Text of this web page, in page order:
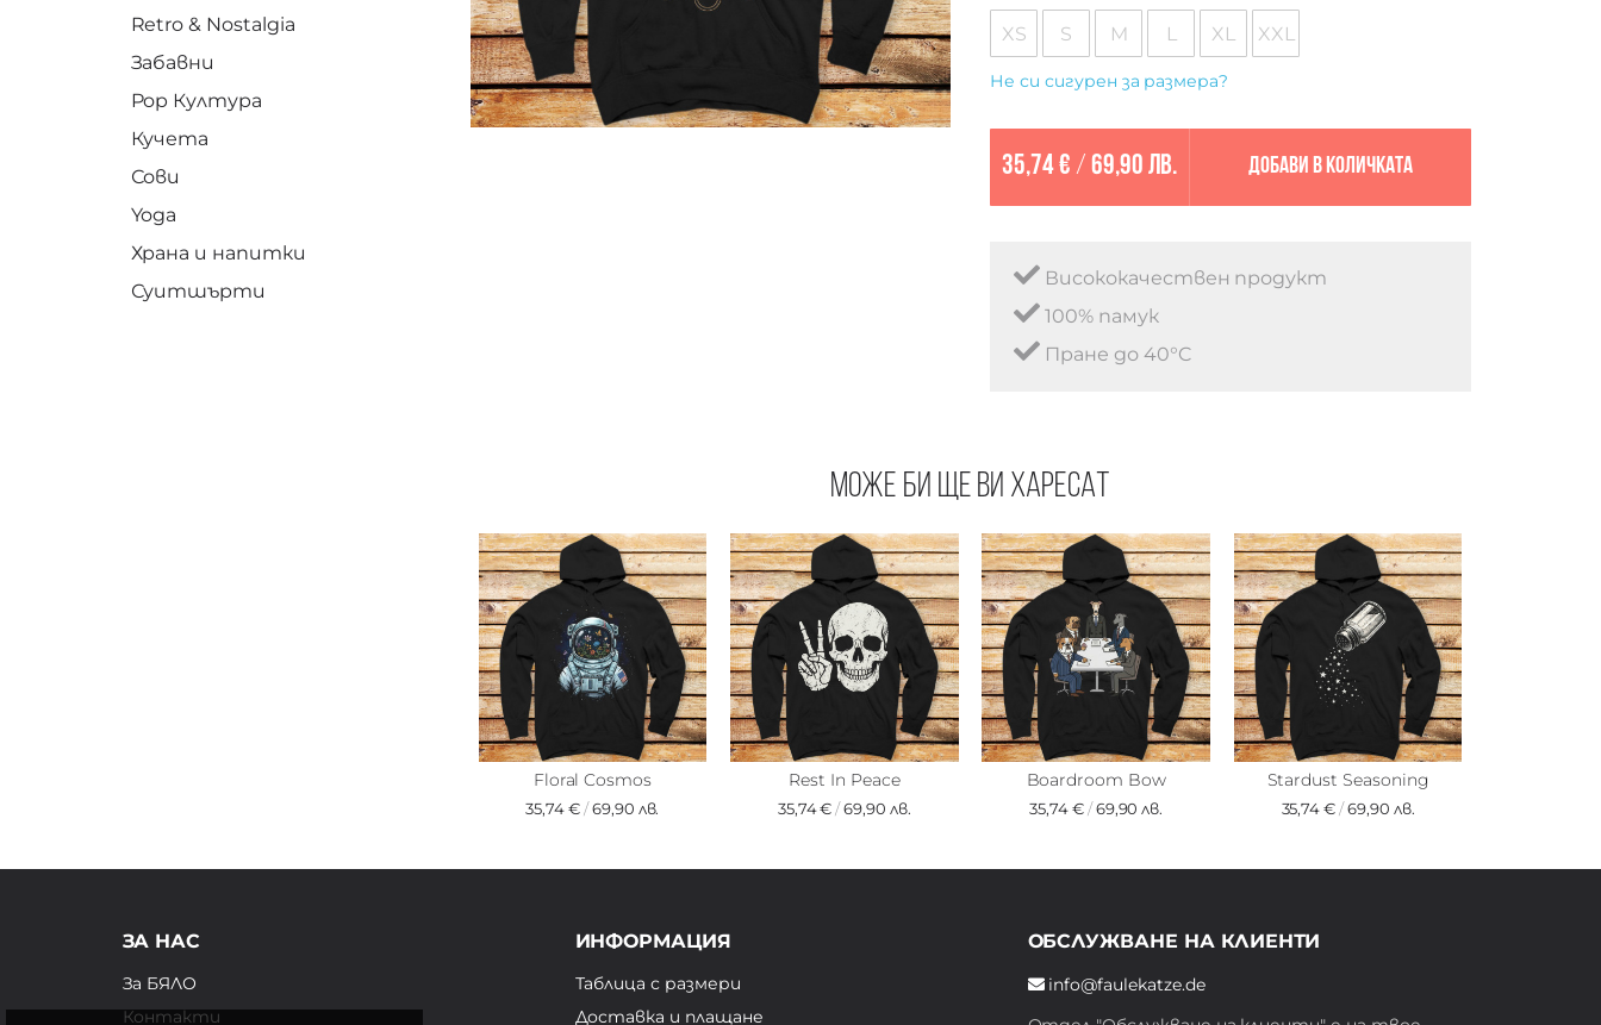
Retro & Nostalgia
Забавни
Pop Култура
Кучета
Сови
Yoga
Храна и напитки
Суитшърти
XS S M L XL XXL
Не си сигурен за размера?
35,74 € / 69,90 лв. Добави в количката
Висококачествен продукт
100% памук
Пране до 40°C
Може би ще ви харесат
Floral Cosmos
35,74 €/69,90 лв.
Rest In Peace
35,74 €/69,90 лв.
Boardroom Bow
35,74 €/69,90 лв.
Stardust Seasoning
35,74 €/69,90 лв.
ЗА НАС
За БЯЛО
Контакти
ИНФОРМАЦИЯ
Таблица с размери
Доставка и плащане
ОБСЛУЖВАНЕ НА КЛИЕНТИ
info@faulekatze.de